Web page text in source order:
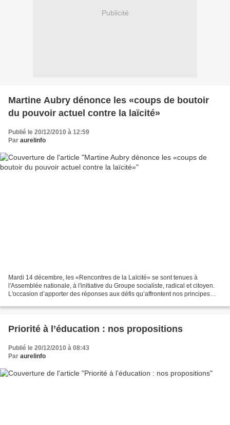
Publicité
Martine Aubry dénonce les «coups de boutoir
du pouvoir actuel contre la laïcité»
Publié le 20/12/2010 à 12:59
Par aurelinfo
Mardi 14 décembre, les «Rencontres de la Laïcité» se sont tenues à
l'Assemblée nationale, à l'initiative du Groupe socialiste, radical et citoyen.
L'occasion d’apporter des réponses aux défis qu’affrontent nos principes
Priorité à l’éducation : nos propositions
Publié le 20/12/2010 à 08:43
Par aurelinfo